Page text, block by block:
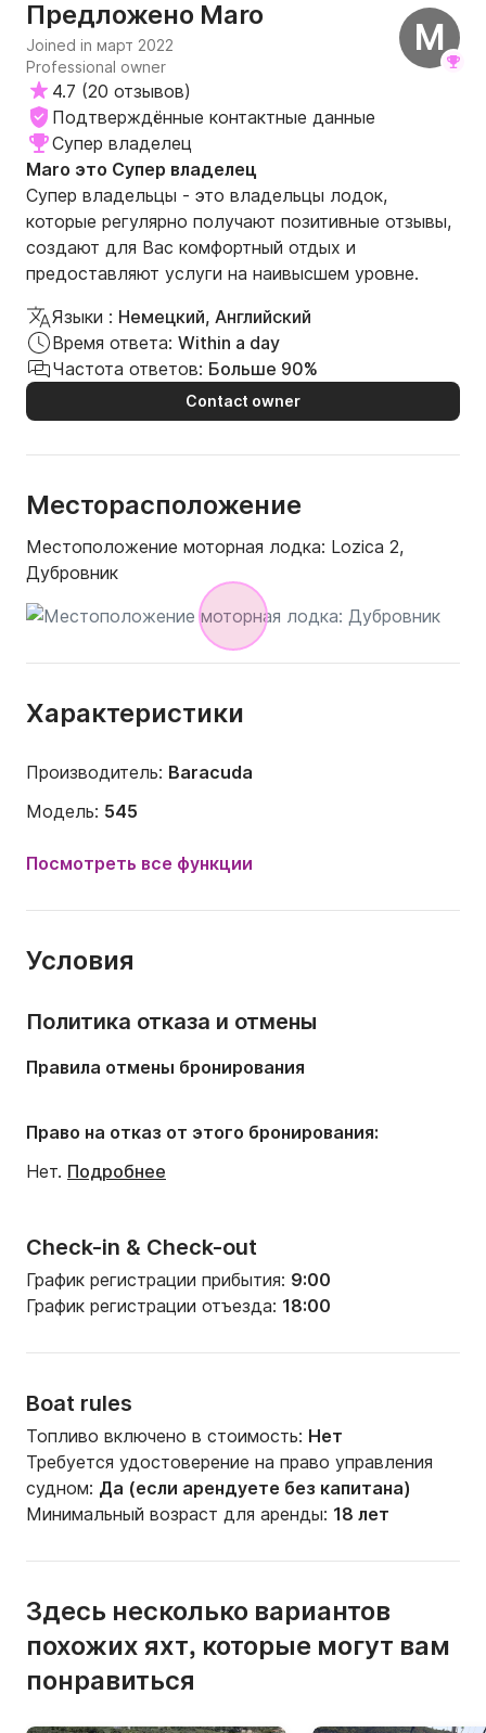
M
Предложено Maro
Joined in март 2022
Professional owner
4.7 (20 отзывов)
Подтверждённые контактные данные
Супер владелец
Maro это Супер владелец
Супер владельцы - это владельцы лодок,
которые регулярно получают позитивные отзывы,
создают для Вас комфортный отдых и
предоставляют услуги на наивысшем уровне.
Языки : Немецкий, Английский
Время ответа: Within a day
Частота ответов: Больше 90%
Contact owner
Месторасположение
Местоположение моторная лодка: Lozica 2,
Дубровник
Характеристики
Производитель: Baracuda
Модель: 545
Вместимость на борту:
Посмотреть все функции
Условия
Check-in & Check-out
График регистрации прибытия: 9:00
График регистрации отъезда: 18:00
Boat rules
Топливо включено в стоимость: Нет
Требуется удостоверение на право управления
судном: Да (если арендуете без капитана)
Минимальный возраст для аренды: 18 лет
Политика отказа и отмены
Правила отмены бронирования
Право на отказ от этого бронирования:
Нет. Подробнее
Здесь несколько вариантов
похожих яхт, которые могут вам
понравиться